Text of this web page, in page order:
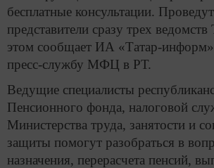
бесплатные консультации.
представители сразу трех
этом сообщает ИА «Татар-
пресс-службу МФЦ в РТ.
Ведущие специалисты
Пенсионного фонда, налоговой
Министерства труда, занятости и
защиты помогут разобраться в
назначения, перерасчета пенсий,